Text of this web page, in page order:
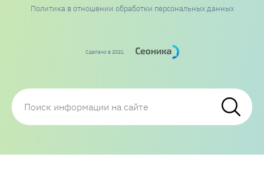
Политика в отношении обработки персональных данных
Сделано в 2021